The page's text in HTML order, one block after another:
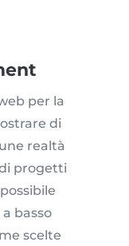
per la
di
realtà
progetti
basso
scelte